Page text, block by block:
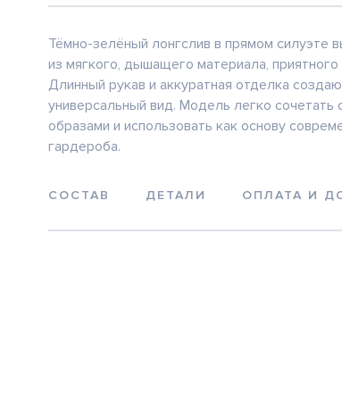
Тёмно-зелёный лонгслив в прямом силуэте
из мягкого, дышащего материала, приятного
Длинный рукав и аккуратная отделка
универсальный вид. Модель легко сочетать
образами и использовать как основу
гардероба.
СОСТАВ ДЕТАЛИ ОПЛАТА И